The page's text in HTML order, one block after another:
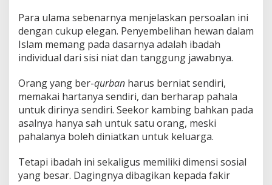
Para ulama sebenarnya menjelaskan persoalan ini
dengan cukup elegan. Penyembelihan hewan dalam
Islam memang pada dasarnya adalah ibadah
individual dari sisi niat dan tanggung jawabnya.
Orang yang ber-qurban harus berniat sendiri,
memakai hartanya sendiri, dan berharap pahala
untuk dirinya sendiri. Seekor kambing bahkan pada
asalnya hanya sah untuk satu orang, meski
pahalanya boleh diniatkan untuk keluarga.
Tetapi ibadah ini sekaligus memiliki dimensi sosial
yang besar. Dagingnya dibagikan kepada fakir